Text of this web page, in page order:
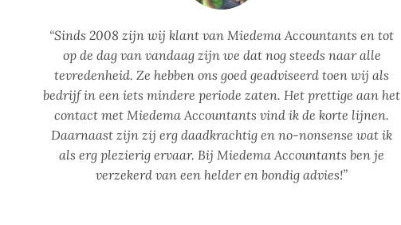
“Sinds 2008 zijn wij klant van Miedema Accountants en tot
op de dag van vandaag zijn we dat nog steeds naar alle
tevredenheid. Ze hebben ons goed geadviseerd toen wij als
bedrijf in een iets mindere periode zaten. Het prettige aan het
contact met Miedema Accountants vind ik de korte lijnen.
Daarnaast zijn zij erg daadkrachtig en no-nonsense wat ik
als erg plezierig ervaar. Bij Miedema Accountants ben je
verzekerd van een helder en bondig advies!”